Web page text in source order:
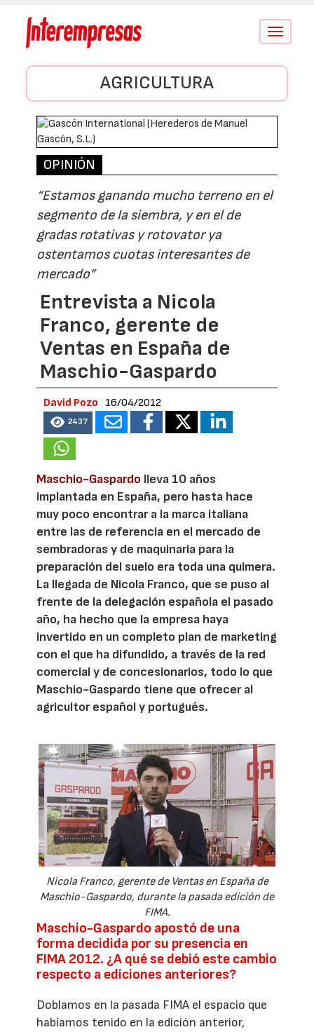
Conmutar
AGRICULTURA
OPINIÓN
“Estamos ganando mucho terreno en el
segmento de la siembra, y en el de
gradas rotativas y rotovator ya
ostentamos cuotas interesantes de
mercado”
Entrevista a Nicola
Franco, gerente de
Ventas en España de
Maschio-Gaspardo
David Pozo 16/04/2012
2437
Maschio-Gaspardo lleva 10 años
implantada en España, pero hasta hace
muy poco encontrar a la marca italiana
entre las de referencia en el mercado de
sembradoras y de maquinaria para la
preparación del suelo era toda una quimera.
La llegada de Nicola Franco, que se puso al
frente de la delegación española el pasado
año, ha hecho que la empresa haya
invertido en un completo plan de marketing
con el que ha difundido, a través de la red
comercial y de concesionarios, todo lo que
Maschio-Gaspardo tiene que ofrecer al
agricultor español y portugués.
Nicola Franco, gerente de Ventas en España de
Maschio-Gaspardo, durante la pasada edición de
FIMA.
Maschio-Gaspardo apostó de una
forma decidida por su presencia en
FIMA 2012. ¿A qué se debió este cambio
respecto a ediciones anteriores?
Doblamos en la pasada FIMA el espacio que
habíamos tenido en la edición anterior,